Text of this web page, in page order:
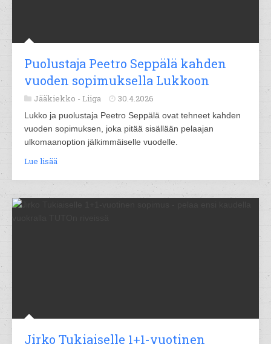
Puolustaja Peetro Seppälä kahden
vuoden sopimuksella Lukkoon
Jääkiekko - Liiga 30.4.2026
Lukko ja puolustaja Peetro Seppälä ovat tehneet kahden
vuoden sopimuksen, joka pitää sisällään pelaajan
ulkomaanoption jälkimmäiselle vuodelle.
Lue lisää
Jirko Tukiaiselle 1+1-vuotinen